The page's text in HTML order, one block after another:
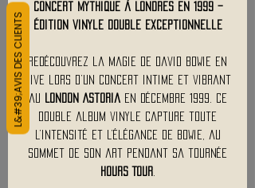
Concert mythique à Londres en 1999 –
Édition vinyle double exceptionnelle
Redécouvrez la magie de David Bowie en
live lors d’un concert intime et vibrant
au
London Astoriaen décembre 1999. Ce
double album vinyle capture toute
l’intensité et l’élégance de Bowie, au
sommet de son art pendant sa tournée
Hours Tour.
L&#39;AVIS DES CLIENTS